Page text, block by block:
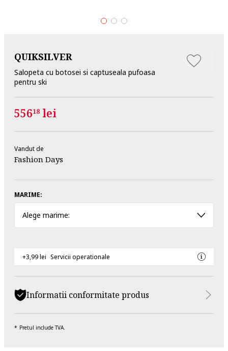
QUIKSILVER
Salopeta cu botosei si captuseala pufoasa
pentru ski
55618 lei
Vandut de
Fashion Days
MARIME:
Alege marime:
+3,99 lei Servicii operationale
Informatii conformitate produs
Pretul include TVA.